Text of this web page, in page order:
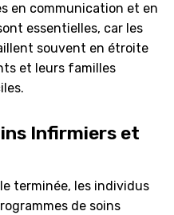
en communication et en
essentielles, car les
souvent en étroite
et leurs familles
Infirmiers et
terminée, les individus
de soins